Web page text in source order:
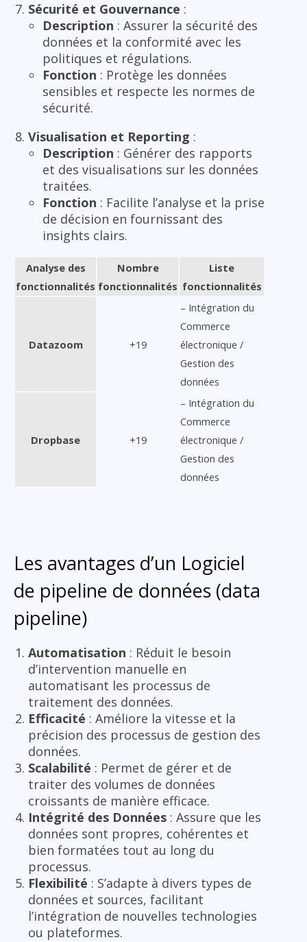
Sécurité et Gouvernance :
Description : Assurer la sécurité des
données et la conformité avec les
politiques et régulations.
Fonction : Protège les données
sensibles et respecte les normes de
sécurité.
Visualisation et Reporting :
Description : Générer des rapports
et des visualisations sur les données
traitées.
Fonction : Facilite l’analyse et la prise
de décision en fournissant des
insights clairs.
Analyse des
fonctionnalités
Nombre
fonctionnalités
Liste
fonctionnalités
Datazoom +19
– Intégration du
Commerce
électronique /
Gestion des
données
Dropbase +19
– Intégration du
Commerce
électronique /
Gestion des
données
Les avantages d’un Logiciel
de pipeline de données (data
pipeline)
Automatisation : Réduit le besoin
d’intervention manuelle en
automatisant les processus de
traitement des données.
Efficacité : Améliore la vitesse et la
précision des processus de gestion des
données.
Scalabilité : Permet de gérer et de
traiter des volumes de données
croissants de manière efficace.
Intégrité des Données : Assure que les
données sont propres, cohérentes et
bien formatées tout au long du
processus.
Flexibilité : S’adapte à divers types de
données et sources, facilitant
l’intégration de nouvelles technologies
ou plateformes.